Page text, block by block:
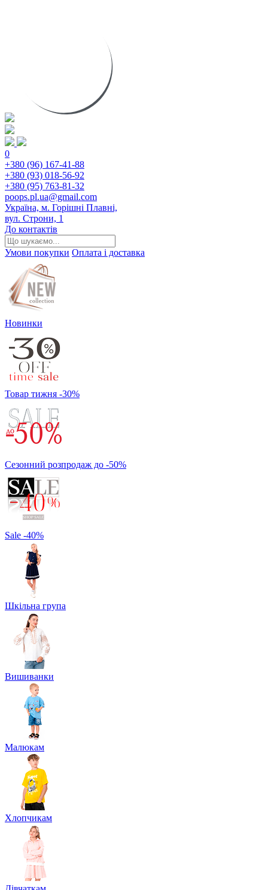
0
+380 (96) 167-41-88
+380 (93) 018-56-92
+380 (95) 763-81-32
poops.pl.ua@gmail.com
Україна, м. Горішні Плавні,
вул. Строни, 1
До контактів
Умови покупки Оплата і доставка
Новинки
Товар тижня -30%
Сезонний розпродаж до -50%
Sale -40%
Шкільна група
Вишиванки
Малюкам
Хлопчикам